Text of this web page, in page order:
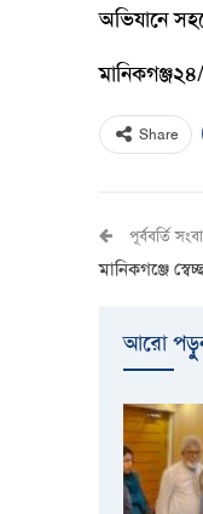
অভিযানে
Share
পূর্ববর্তি
মানিকগঞ্জে
আরো